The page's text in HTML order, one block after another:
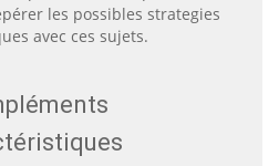
les possibles strategies
avec ces sujets.